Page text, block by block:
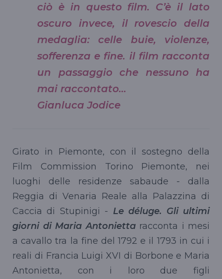
ciò è in questo film. C’è il lato
oscuro invece, il rovescio della
medaglia: celle buie, violenze,
sofferenza e fine. il film racconta
un passaggio che nessuno ha
mai raccontato...
Gianluca Jodice
Girato in Piemonte, con il sostegno della
Film Commission Torino Piemonte, nei
luoghi delle residenze sabaude - dalla
Reggia di Venaria Reale alla Palazzina di
Caccia di Stupinigi - Le déluge. Gli ultimi
giorni di Maria Antonietta racconta i mesi
a cavallo tra la fine del 1792 e il 1793 in cui i
reali di Francia Luigi XVI di Borbone e Maria
Antonietta, con i loro due figli